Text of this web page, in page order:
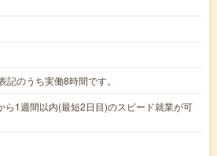
記のうち実働8時間です。
ら1週間以内(最短2日目)のスピード就業が可